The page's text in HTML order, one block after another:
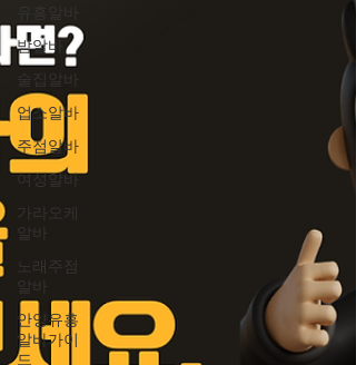
밤알바
술집알바
업소알바
주점알바
여성알바
가라오케
알바
노래주점
알바
안양유흥
알바가이
드